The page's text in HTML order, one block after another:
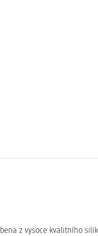
z vysoce kvalitního